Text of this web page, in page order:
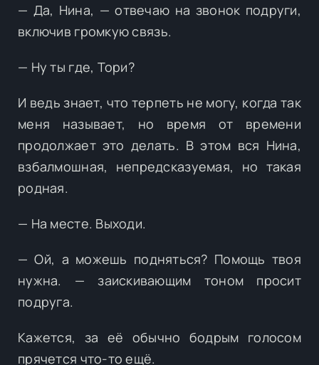
— Да, Нина, — отвечаю на звонок подруги,
включив громкую связь.
— Ну ты где, Тори?
И ведь знает, что терпеть не могу, когда так
меня называет, но время от времени
продолжает это делать. В этом вся Нина,
взбалмошная, непредсказуемая, но такая
родная.
— На месте. Выходи.
— Ой, а можешь подняться? Помощь твоя
нужна. — заискивающим тоном просит
подруга.
Кажется, за её обычно бодрым голосом
прячется что-то ещё.